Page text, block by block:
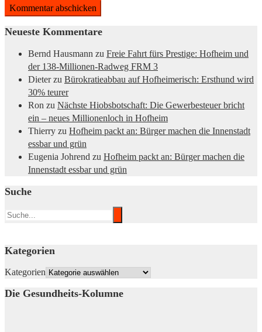
Neueste Kommentare
Bernd Hausmann zu Freie Fahrt fürs Prestige: Hofheim und
der 138-Millionen-Radweg FRM 3
Dieterzu Bürokratieabbau auf Hofheimerisch: Ersthund wird
30% teurer
Ron zu Nächste Hiobsbotschaft: Die Gewerbesteuer bricht
ein – neues Millionenloch in Hofheim
Thierry zu Hofheim packt an: Bürger machen die Innenstadt
essbar und grün
Eugenia Johrend zu Hofheim packt an: Bürger machen die
Innenstadt essbar und grün
Suche
Kategorien
Kategorien
Die Gesundheits-Kolumne